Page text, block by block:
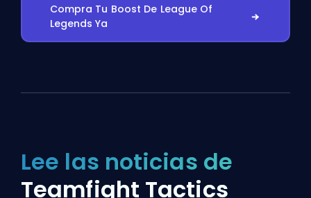
Compra Tu Boost De League Of
Legends Ya
Lee las noticias de
Teamfight Tactics